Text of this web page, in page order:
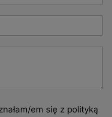
em się z polityką